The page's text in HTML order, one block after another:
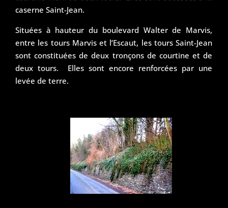
caserne Saint-Jean.
Situées à hauteur du boulevard Walter de Marvis,
entre les tours Marvis et l’Escaut, les tours Saint-Jean
sont constituées de deux tronçons de courtine et de
deux tours. Elles sont encore renforcées par une
levée de terre.